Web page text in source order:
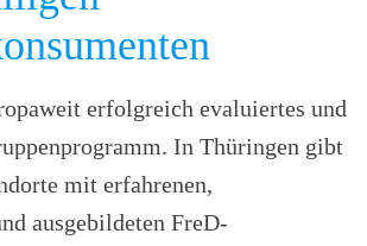
erfolgreich evaluiertes und
In Thüringen gibt
mit erfahrenen,
ausgebildeten FreD-